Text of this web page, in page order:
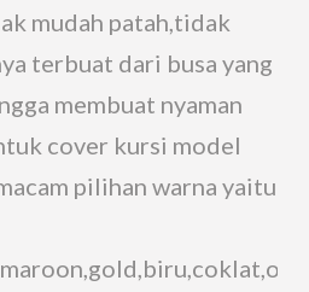
mudah patah,tidak
terbuat dari busa yang
membuat nyaman
cover kursi model
pilihan warna yaitu